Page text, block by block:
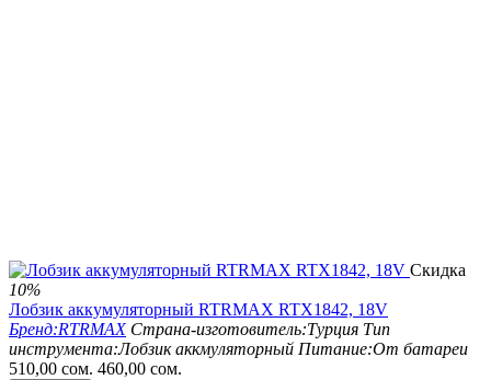
Скидка
10%
Лобзик аккумуляторный RTRMAX RTX1842, 18V
Бренд:RTRMAX Страна-изготовитель:Турция Тип
инструмента:Лобзик аккмуляторный Питание:От батареи
510,00 сом. 460,00 сом.